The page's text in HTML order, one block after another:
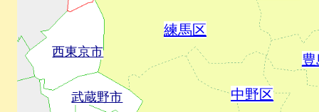
中野区
練馬区
武蔵野市
西東京市